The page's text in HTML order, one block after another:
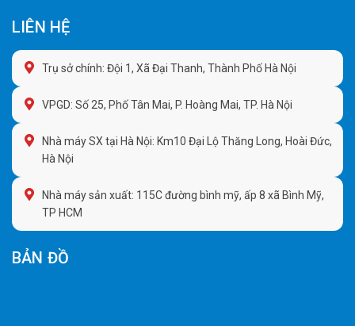
LIÊN HỆ
Trụ sở chính: Đội 1, Xã Đại Thanh, Thành Phố Hà Nội
VPGD: Số 25, Phố Tân Mai, P. Hoàng Mai, TP. Hà Nội
Nhà máy SX tại Hà Nội: Km10 Đại Lộ Thăng Long, Hoài Đức,
Hà Nội
Nhà máy sản xuất: 115C đường bình mỹ, ấp 8 xã Bình Mỹ,
TP HCM
BẢN ĐỒ